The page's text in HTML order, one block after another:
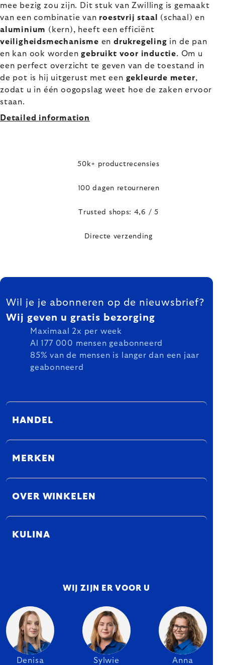
mee bezig zou zijn. Dit stuk van Zwilling is gemaakt
van een combinatie van roestvrij staal
(schaal) en
aluminium (kern), heeft een efficiënt
veiligheidsmechanisme endrukregeling in de pan
en kan ook wordengebruikt voor inductie. Om u
een perfect overzicht te geven van de toestand in
de pot is hij uitgerust met een gekleurde meter,
zodat u in één oogopslag weet hoe de zaken ervoor
staan.
Detailed information
50k+ productrecensies
100 dagen retourneren
Trusted shops: 4,6 / 5
Directe verzending
FOOTER
Wil je je abonneren op de nieuwsbrief?
Wij geven u gratis bezorging
Maximaal 2x per week
Al 177 000 mensen geabonneerd
85% van de mensen is langer dan een jaar
geabonneerd
HANDEL
MERKEN
OVER WINKELEN
KULINA
WIJ ZIJN ER VOOR U
Denisa Sylwie Anna